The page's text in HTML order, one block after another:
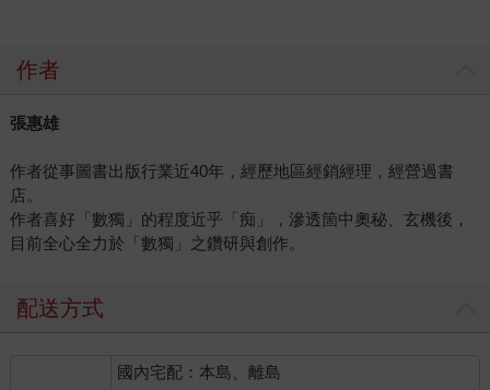
作者
張惠雄
作者從事圖書出版行業近40年，經歷地區經銷經理，經營過書
店。
作者喜好「數獨」的程度近乎「痴」，滲透箇中奧秘、玄機後，
目前全心全力於「數獨」之鑽研與創作。
配送方式
國內宅配：本島、離島